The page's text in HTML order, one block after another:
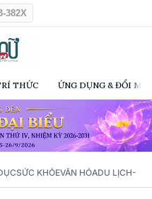
382X
THỨC ỨNG DỤNG & ĐỔI
SỨC KHỎEVĂN HÓADU LỊCH-